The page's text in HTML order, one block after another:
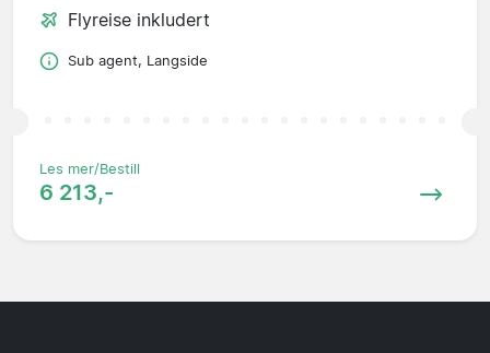
Flyreise inkludert
Sub agent, Langside
Les mer/Bestill
6 213,-